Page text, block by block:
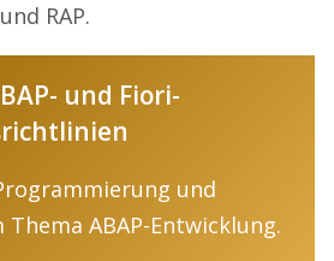
RAP.
und Fiori-
und
ABAP-Entwicklung.